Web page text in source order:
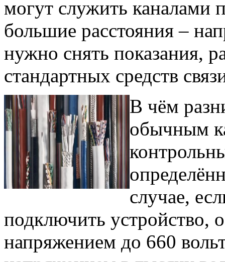
могут служить каналами
большие расстояния –
нужно снять показания,
стандартных средств
В чём
обычным
случае,
подключить
напряжением до 660